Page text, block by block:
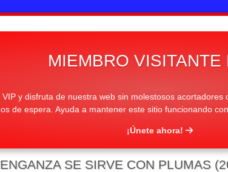
MIEMBRO VISITANTE
y disfruta de nuestra web sin molestosos
de espera. Ayuda a mantener este sitio funcionando
¡Únete ahora!
SE SIRVE CON PLUMAS